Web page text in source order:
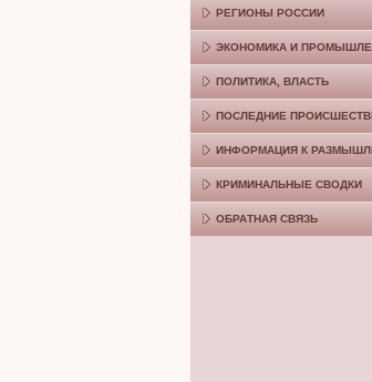
РЕГИОНЫ РОССИИ
ЭКОНОМИКА И
ПОЛИТИКА, ВЛАСТЬ
ПОСЛЕДНИЕ
ИНФОРМАЦИЯ К
КРИМИНАЛЬНЫЕ СВОДКИ
ОБРАТНАЯ СВЯЗЬ